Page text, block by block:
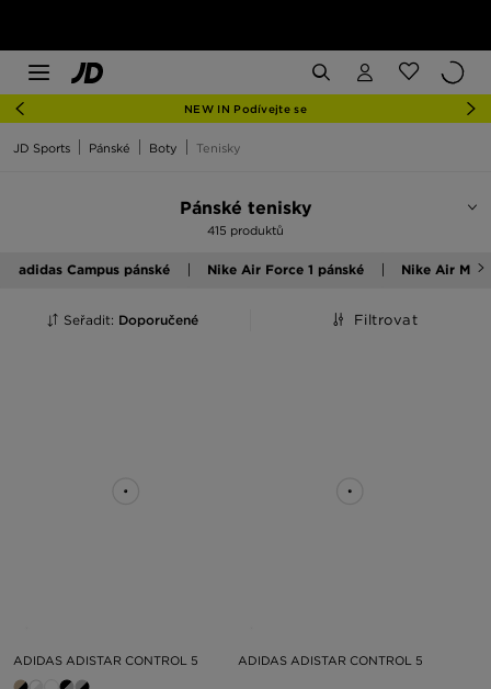
NEW IN Podívejte se
JD Sports Pánské Boty Tenisky
Pánské tenisky
415 produktů
adidas Campus pánské Nike Air Force 1 pánské Nike Air Max
Seřadit: Doporučené Filtrovat
ADIDAS ADISTAR CONTROL 5 ADIDAS ADISTAR CONTROL 5